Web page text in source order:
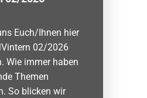
Euch/Ihnen hier
02/2026
Wie immer haben
Themen
So blicken wir